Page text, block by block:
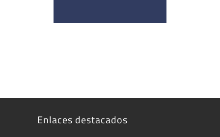
Enlaces destacados